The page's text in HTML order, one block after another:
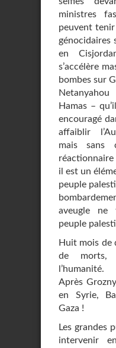
ministres
peuvent
génocidaires
en
s’accélère
bombes sur
Hamas –
encouragé
affaiblir
mais sans
il est un
peuple
aveugle
peuple
Huit mois de
de morts,
l’humanité.
Après
en Syrie,
Gaza !
Les grandes
intervenir